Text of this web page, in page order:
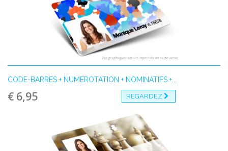
Vos graphiques seront imprimés en recto verso
CODE-BARRES + NUMÉROTATION + NOMINATIFS +...
€ 6,95 REGARDEZ